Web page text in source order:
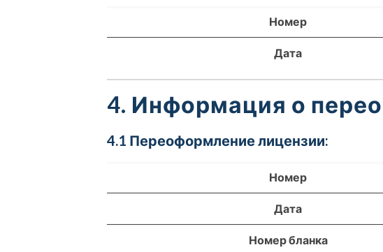
Номер
Дата
4. Информация о
4.1 Переоформление лицензии:
Номер
Дата
Номер бланка